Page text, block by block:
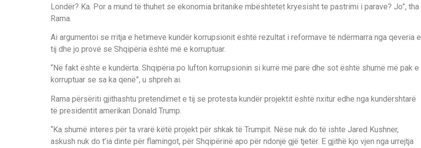
Londër? Ka. Por a mund të thuhet se ekonomia britanike mbështetet kryesisht te pastrimi i parave? Jo”, tha
Rama.
Ai argumentoi se rritja e hetimeve kundër korrupsionit është rezultat i reformave të ndërmarra nga qeveria e
tij dhe jo provë se Shqipëria është më e korruptuar.
“Në fakt është e kundërta. Shqipëria po lufton korrupsionin si kurrë më parë dhe sot është shumë më pak e
korruptuar se sa ka qenë”, u shpreh ai.
Rama përsëriti gjithashtu pretendimet e tij se protesta kundër projektit është nxitur edhe nga kundërshtarë
të presidentit amerikan Donald Trump.
“Ka shumë interes për ta vrarë këtë projekt për shkak të Trumpit. Nëse nuk do të ishte Jared Kushner,
askush nuk do t’ia dinte për flamingot, për Shqipërinë apo për ndonjë gjë tjetër. E gjithë kjo vjen nga urrejtja